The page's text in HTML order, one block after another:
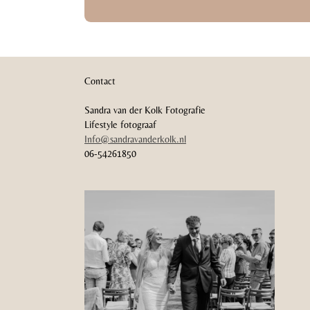
Contact
Sandra van der Kolk Fotografie
Lifestyle fotograaf
Info@sandravanderkolk.nl
06-54261850